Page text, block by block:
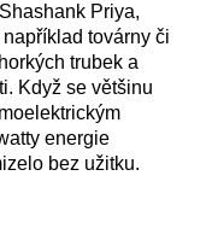
Priya,
továrny či
trubek a
Když se většinu
energie
bez užitku.